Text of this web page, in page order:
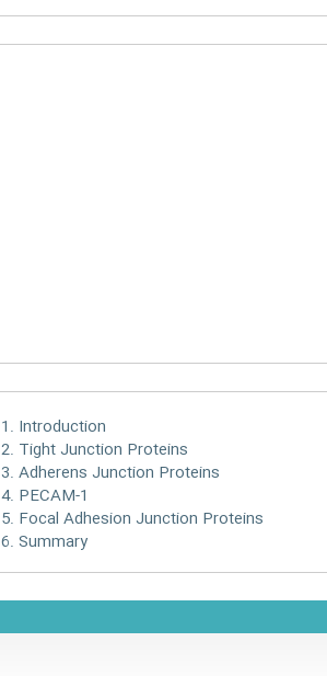
1. Introduction
2. Tight Junction Proteins
3. Adherens Junction Proteins
4. PECAM-1
5. Focal Adhesion Junction Proteins
6. Summary